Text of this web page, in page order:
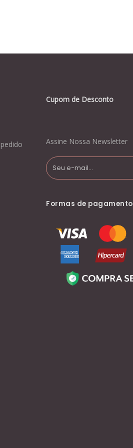
Cupom de Desconto
Assine Nossa Newsletter
Formas de pagamento